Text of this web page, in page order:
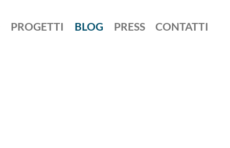
PROGETTI BLOG PRESS CONTATTI